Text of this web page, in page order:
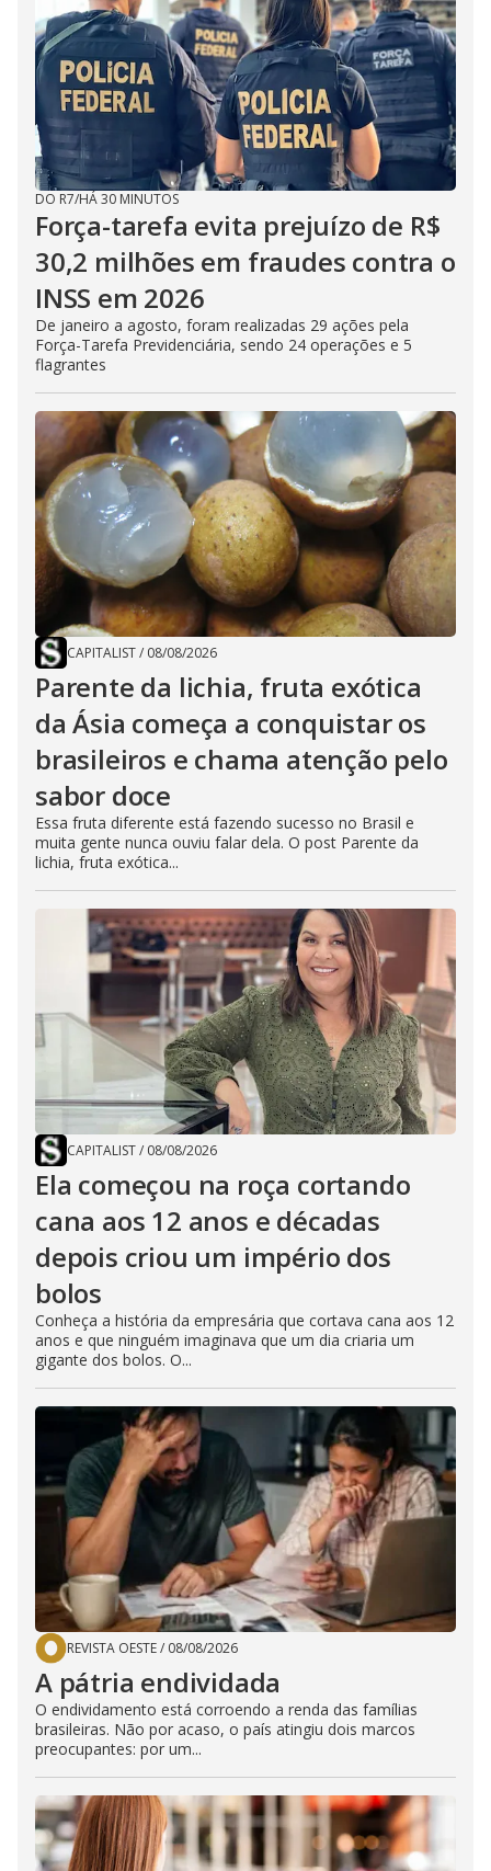
DO R7/HÁ 30 MINUTOS
Força-tarefa evita prejuízo de R$
30,2 milhões em fraudes contra o
INSS em 2026
De janeiro a agosto, foram realizadas 29 ações pela
Força-Tarefa Previdenciária, sendo 24 operações e 5
flagrantes
CAPITALIST/ 08/08/2026
Parente da lichia, fruta exótica
da Ásia começa a conquistar os
brasileiros e chama atenção pelo
sabor doce
Essa fruta diferente está fazendo sucesso no Brasil e
muita gente nunca ouviu falar dela. O post Parente da
lichia, fruta exótica...
CAPITALIST/ 08/08/2026
Ela começou na roça cortando
cana aos 12 anos e décadas
depois criou um império dos
bolos
Conheça a história da empresária que cortava cana aos 12
anos e que ninguém imaginava que um dia criaria um
gigante dos bolos. O...
REVISTA OESTE/ 08/08/2026
A pátria endividada
O endividamento está corroendo a renda das famílias
brasileiras. Não por acaso, o país atingiu dois marcos
preocupantes: por um...